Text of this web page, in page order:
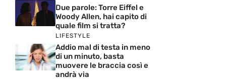
Due parole: Torre Eiffel e
Woody Allen, hai capito di
quale film si tratta?
LIFESTYLE
Addio mal di testa in meno
di un minuto, basta
muovere le braccia così e
andrà via